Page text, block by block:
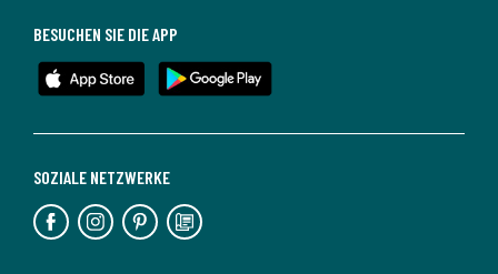
SOZIALE NETZWERKE
BESUCHEN SIE DIE APP